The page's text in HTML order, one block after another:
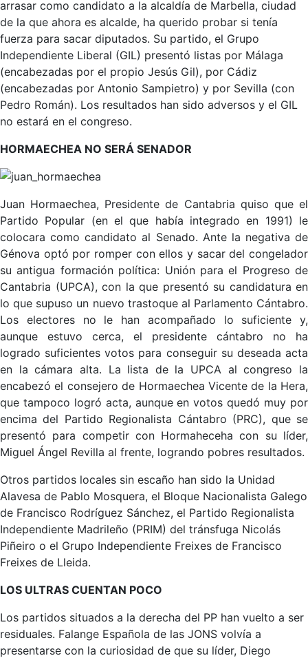
arrasar como candidato a la alcaldía de Marbella, ciudad
de la que ahora es alcalde, ha querido probar si tenía
fuerza para sacar diputados. Su partido, el Grupo
Independiente Liberal (GIL) presentó listas por Málaga
(encabezadas por el propio Jesús Gil), por Cádiz
(encabezadas por Antonio Sampietro) y por Sevilla (con
Pedro Román). Los resultados han sido adversos y el GIL
no estará en el congreso.
HORMAECHEA NO SERÁ SENADOR
Juan Hormaechea, Presidente de Cantabria quiso que el
Partido Popular (en el que había integrado en 1991) le
colocara como candidato al Senado. Ante la negativa de
Génova optó por romper con ellos y sacar del congelador
su antigua formación política: Unión para el Progreso de
Cantabria (UPCA), con la que presentó su candidatura en
lo que supuso un nuevo trastoque al Parlamento Cántabro.
Los electores no le han acompañado lo suficiente y,
aunque estuvo cerca, el presidente cántabro no ha
logrado suficientes votos para conseguir su deseada acta
en la cámara alta. La lista de la UPCA al congreso la
encabezó el consejero de Hormaechea Vicente de la Hera,
que tampoco logró acta, aunque en votos quedó muy por
encima del Partido Regionalista Cántabro (PRC), que se
presentó para competir con Hormaheceha con su líder,
Miguel Ángel Revilla al frente, logrando pobres resultados.
Otros partidos locales sin escaño han sido la Unidad
Alavesa de Pablo Mosquera, el Bloque Nacionalista Galego
de Francisco Rodríguez Sánchez, el Partido Regionalista
Independiente Madrileño (PRIM) del tránsfuga Nicolás
Piñeiro o el Grupo Independiente Freixes de Francisco
Freixes de Lleida.
LOS ULTRAS CUENTAN POCO
Los partidos situados a la derecha del PP han vuelto a ser
residuales. Falange Española de las JONS volvía a
presentarse con la curiosidad de que su líder, Diego